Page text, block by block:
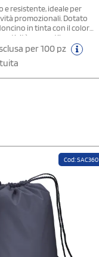
e resistente, ideale per
promozionali. Dotato
in tinta con il colore
e uno stile
in versione
stampa o neutra, si
comunicativa.
di 21 x 29,7 cm
per 100 pz
Cod: SAC360